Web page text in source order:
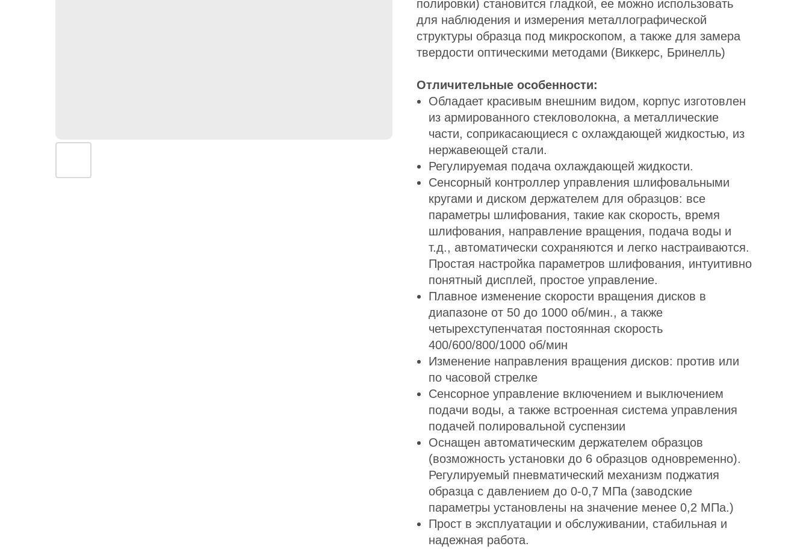
полировки) становится гладкой, ее можно использовать
для наблюдения и измерения металлографической
структуры образца под микроскопом, а также для замера
твердости оптическими методами (Виккерс, Бринелль)
Отличительные особенности:
Обладает красивым внешним видом, корпус изготовлен
из армированного стекловолокна, а металлические
части, соприкасающиеся с охлаждающей жидкостью, из
нержавеющей стали.
Регулируемая подача охлаждающей жидкости.
Сенсорный контроллер управления шлифовальными
кругами и диском держателем для образцов: все
параметры шлифования, такие как скорость, время
шлифования, направление вращения, подача воды и
т.д., автоматически сохраняются и легко настраиваются.
Простая настройка параметров шлифования, интуитивно
понятный дисплей, простое управление.
Плавное изменение скорости вращения дисков в
диапазоне от 50 до 1000 об/мин., а также
четырехступенчатая постоянная скорость
400/600/800/1000 об/мин
Изменение направления вращения дисков: против или
по часовой стрелке
Сенсорное управление включением и выключением
подачи воды, а также встроенная система управления
подачей полировальной суспензии
Оснащен автоматическим держателем образцов
(возможность установки до 6 образцов одновременно).
Регулируемый пневматический механизм поджатия
образца с давлением до 0-0,7 МПа (заводские
параметры установлены на значение менее 0,2 МПа.)
Прост в эксплуатации и обслуживании, стабильная и
надежная работа.